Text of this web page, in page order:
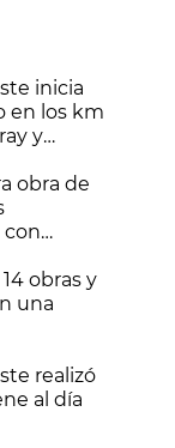
inicia
en los km
y
obra de
con
obras y
una
realizó
al día